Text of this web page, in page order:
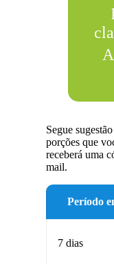
Segue
porções que
receberá uma
mail.
Período
7 dias